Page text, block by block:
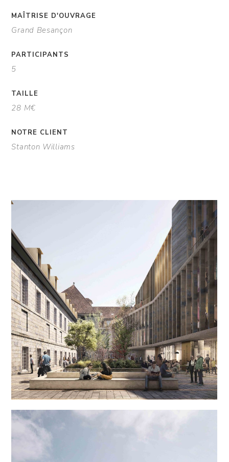
MAÎTRISE D'OUVRAGE
Grand Besançon
PARTICIPANTS
5
TAILLE
28 M€
NOTRE CLIENT
Stanton Williams